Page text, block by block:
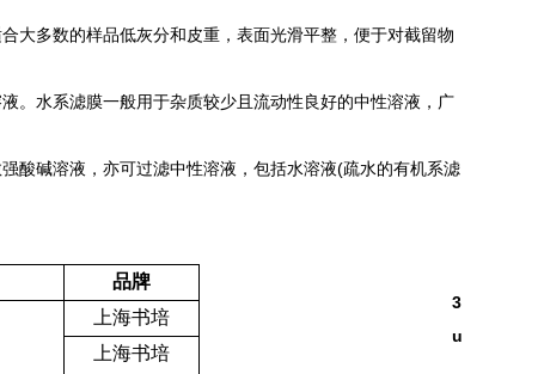
大多数的样品低灰分和皮重，表面光滑平整，便于对截留物
。水系滤膜一般用于杂质较少且流动性良好的中性溶液，广
酸碱溶液，亦可过滤中性溶液，包括水溶液(疏水的有机系滤
品牌
上海书培
上海书培
3
u